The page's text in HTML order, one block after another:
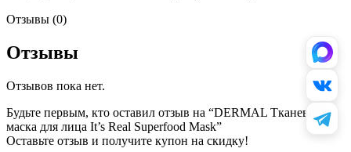
Отзывы (0)
Отзывы
Отзывов пока нет.
Будьте первым, кто оставил отзыв на “DERMAL Тканевая
маска для лица It’s Real Superfood Mask”
Оставьте отзыв и получите купон на скидку!